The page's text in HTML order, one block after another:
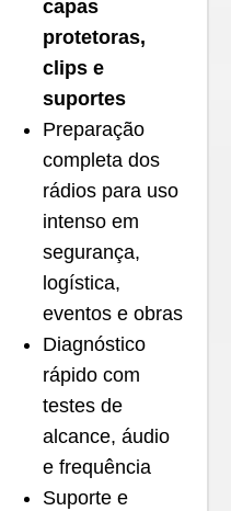
capas
protetoras,
clips e
suportes
Preparação
completa dos
rádios para uso
intenso em
segurança,
logística,
eventos e obras
Diagnóstico
rápido com
testes de
alcance, áudio
e frequência
Suporte e